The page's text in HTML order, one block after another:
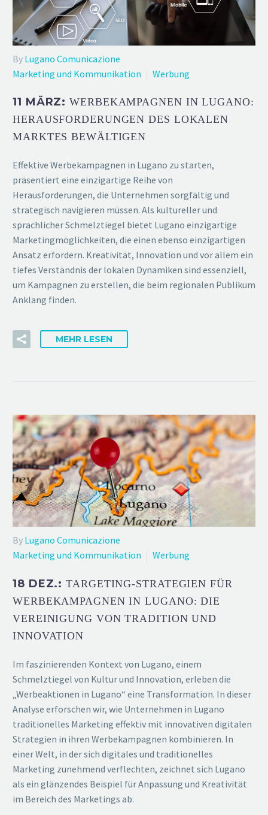
By Lugano Comunicazione
Marketing und Kommunikation
Werbung
11 MÄRZ:WERBEKAMPAGNEN IN LUGANO:
HERAUSFORDERUNGEN DES LOKALEN
MARKTES BEWÄLTIGEN
Effektive Werbekampagnen in Lugano zu starten,
präsentiert eine einzigartige Reihe von
Herausforderungen, die Unternehmen sorgfältig und
strategisch navigieren müssen. Als kultureller und
sprachlicher Schmelztiegel bietet Lugano einzigartige
Marketingmöglichkeiten, die einen ebenso einzigartigen
Ansatz erfordern. Kreativität, Innovation und vor allem ein
tiefes Verständnis der lokalen Dynamiken sind essenziell,
um Kampagnen zu erstellen, die beim regionalen Publikum
Anklang finden.
MEHR LESEN
By Lugano Comunicazione
Marketing und Kommunikation
Werbung
18 DEZ.:TARGETING-STRATEGIEN FÜR
WERBEKAMPAGNEN IN LUGANO: DIE
VEREINIGUNG VON TRADITION UND
INNOVATION
Im faszinierenden Kontext von Lugano, einem
Schmelztiegel von Kultur und Innovation, erleben die
„Werbeaktionen in Lugano“ eine Transformation. In dieser
Analyse erforschen wir, wie Unternehmen in Lugano
traditionelles Marketing effektiv mit innovativen digitalen
Strategien in ihren Werbekampagnen kombinieren. In
einer Welt, in der sich digitales und traditionelles
Marketing zunehmend verflechten, zeichnet sich Lugano
als ein glänzendes Beispiel für Anpassung und Kreativität
im Bereich des Marketings ab.